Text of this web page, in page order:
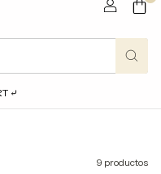
⤶
9 productos